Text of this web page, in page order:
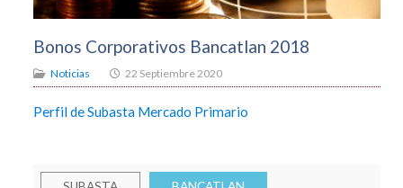
Bonos Corporativos Bancatlan 2018
Noticias 22 Septiembre 2020
Perfil de Subasta Mercado Primario